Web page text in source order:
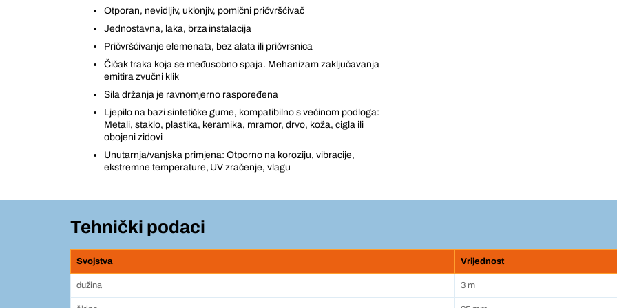
Otporan, nevidljiv, uklonjiv, pomični pričvršćivač
Jednostavna, laka, brza instalacija
Pričvršćivanje elemenata, bez alata ili pričvrsnica
Čičak traka koja se međusobno spaja. Mehanizam zaključavanja
emitira zvučni klik
Sila držanja je ravnomjerno raspoređena
Ljepilo na bazi sintetičke gume, kompatibilno s većinom podloga:
Metali, staklo, plastika, keramika, mramor, drvo, koža, cigla ili
obojeni zidovi
Unutarnja/vanjska primjena: Otporno na koroziju, vibracije,
ekstremne temperature, UV zračenje, vlagu
Tehnički podaci
Svojstva Vrijednost
dužina 3 m